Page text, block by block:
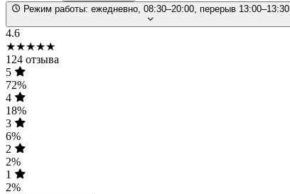
Режим работы: ежедневно, 08:30–20:00, перерыв 13:00–13:30
4.6
★★★★★
124 отзыва
5
72%
4
18%
3
6%
2
2%
1
2%